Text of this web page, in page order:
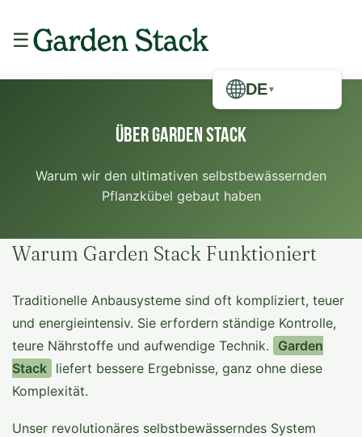
☰
DE▼
Über Garden Stack
Warum wir den ultimativen selbstbewässernden
Pflanzkübel gebaut haben
Warum Garden Stack Funktioniert
Traditionelle Anbausysteme sind oft kompliziert, teuer
und energieintensiv. Sie erfordern ständige Kontrolle,
teure Nährstoffe und aufwendige Technik.
Garden
Stack liefert bessere Ergebnisse, ganz ohne diese
Komplexität.
Unser revolutionäres selbstbewässerndes System